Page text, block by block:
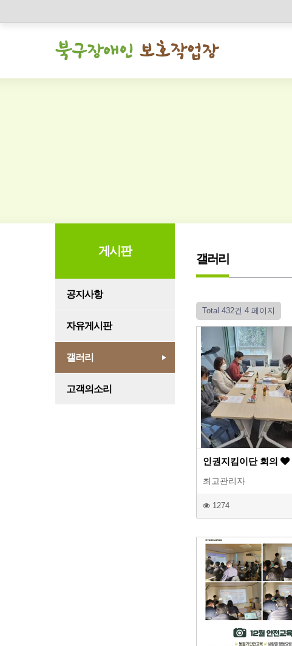
게시판
공지사항
자유게시판
갤러리
고객의소리
갤러리
Total 432건 4 페이지
인권지킴이단 회의
최고관리자
1274